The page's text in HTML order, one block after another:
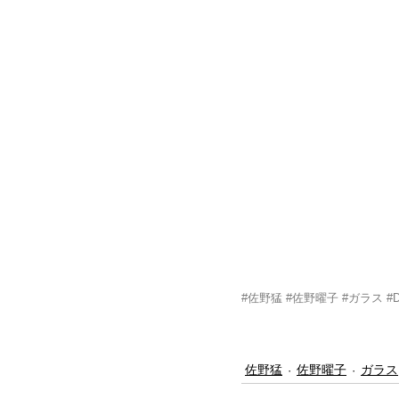
#佐野猛 #佐野曜子 #ガラス
佐野猛 佐野曜子 ガラス